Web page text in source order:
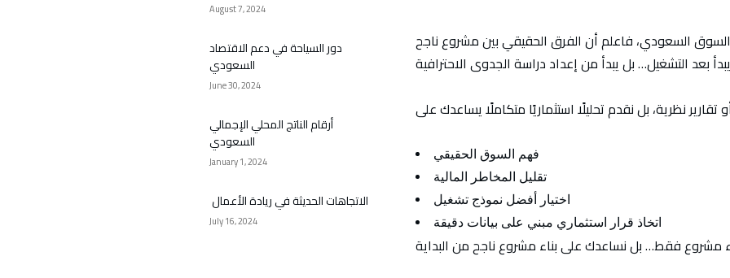
السعودي، فاعلم أن الفرق الحقيقي بين مشروع ناجح
فهم السوق الحقيقي
تقليل المخاطر المالية
اختيار أفضل نموذج تشغيل
اتخاذ قرار استثماري مبني على بيانات دقيقة
August 7, 2024
دور السياحة في دعم الاقتصاد
السعودي
June 30, 2024
أرقام الناتج المحلي الإجمالي
السعودي
January 1, 2024
الاتجاهات الحديثة في ريادة الأعمال
July 16, 2024